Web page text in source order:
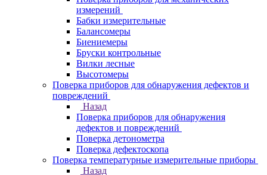
измерений
Бабки измерительные
Балансомеры
Биениемеры
Бруски контрольные
Вилки лесные
Высотомеры
Поверка приборов для обнаружения дефектов и
повреждений
Назад
Поверка приборов для обнаружения
дефектов и повреждений
Поверка детонометра
Поверка дефектоскопа
Поверка температурные измерительные приборы
Назад